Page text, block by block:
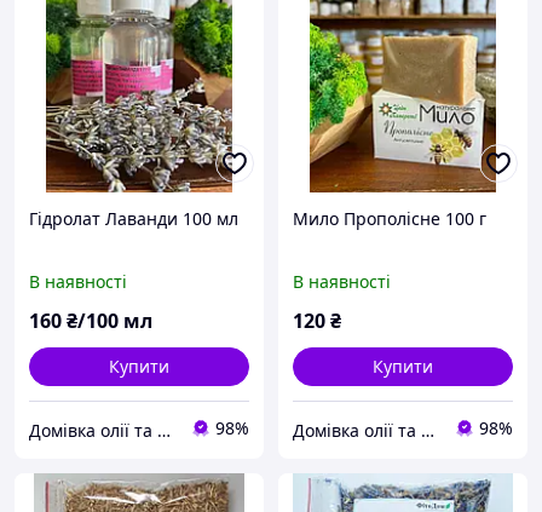
Гідролат Лаванди 100 мл
В наявності
160₴/100 мл
Купити
Домівка олії та меду 98%
Мило Прополісне 100 г
В наявності
120₴
Купити
Домівка олії та меду 98%